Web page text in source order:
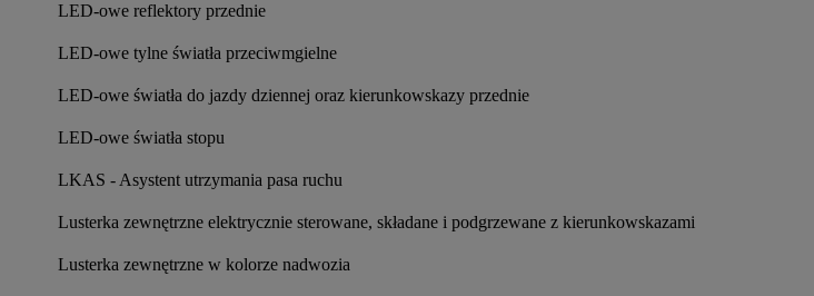
LED-owe reflektory przednie
LED-owe tylne światła przeciwmgielne
LED-owe światła do jazdy dziennej oraz kierunkowskazy przednie
LED-owe światła stopu
LKAS - Asystent utrzymania pasa ruchu
Lusterka zewnętrzne elektrycznie sterowane, składane i podgrzewane z kierunkowskazami
Lusterka zewnętrzne w kolorze nadwozia